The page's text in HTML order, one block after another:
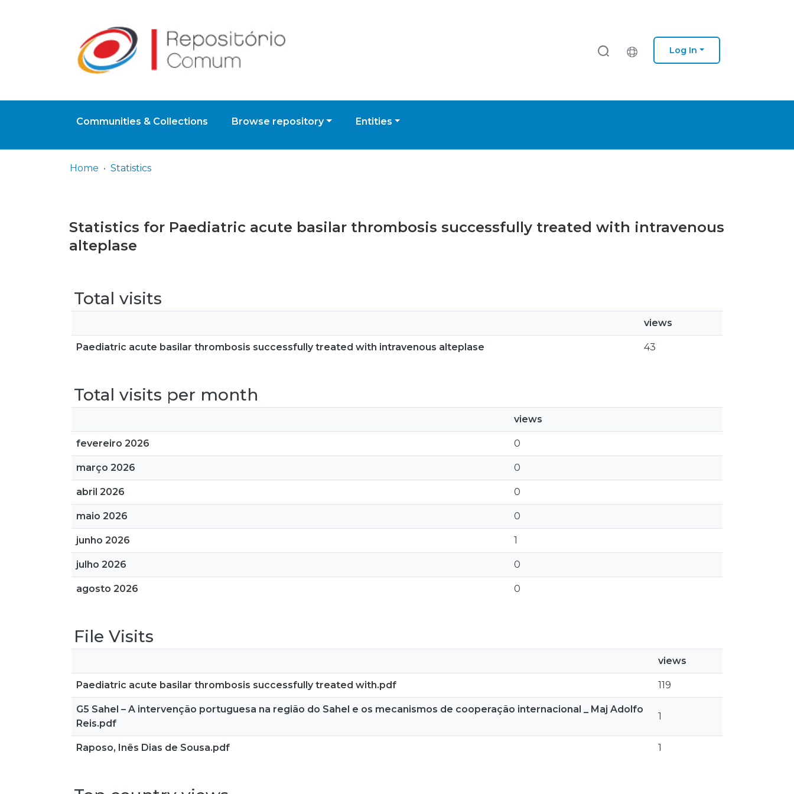
Log In
Communities & Collections Browse repository Entities
Home Statistics
Statistics for Paediatric acute basilar thrombosis successfully treated with intravenous
alteplase
Total visits
views
Paediatric acute basilar thrombosis successfully treated with intravenous alteplase 43
Total visits per month
views
fevereiro 2026 0
março 2026 0
abril 2026 0
maio 2026 0
junho 2026 1
julho 2026 0
agosto 2026 0
File Visits
views
Paediatric acute basilar thrombosis successfully treated with.pdf 119
G5 Sahel – A intervenção portuguesa na região do Sahel e os mecanismos de cooperação internacional _ Maj Adolfo
Reis.pdf
1
Raposo, Inês Dias de Sousa.pdf 1